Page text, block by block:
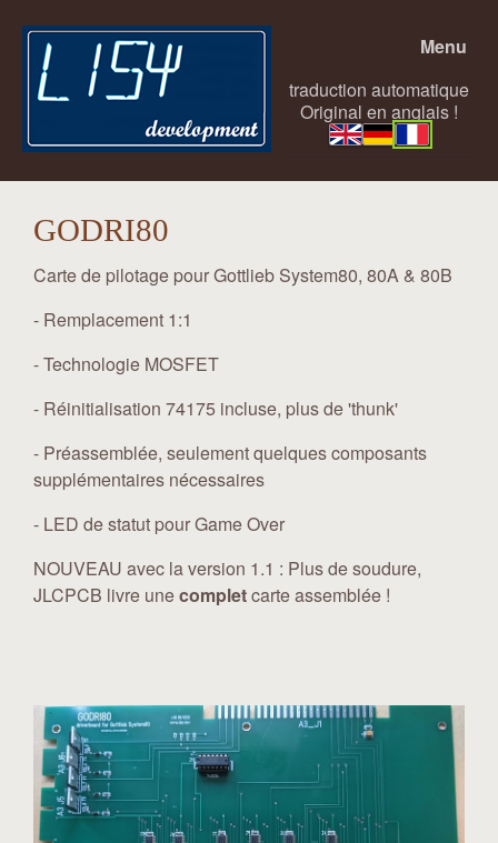
Menu
traduction automatique
Original en anglais !
GODRI80
Carte de pilotage pour Gottlieb System80, 80A & 80B
- Remplacement 1:1
- Technologie MOSFET
- Réinitialisation 74175 incluse, plus de 'thunk'
- Préassemblée, seulement quelques composants
supplémentaires nécessaires
- LED de statut pour Game Over
NOUVEAU avec la version 1.1 : Plus de soudure,
JLCPCB livre unecompletcarte assemblée !